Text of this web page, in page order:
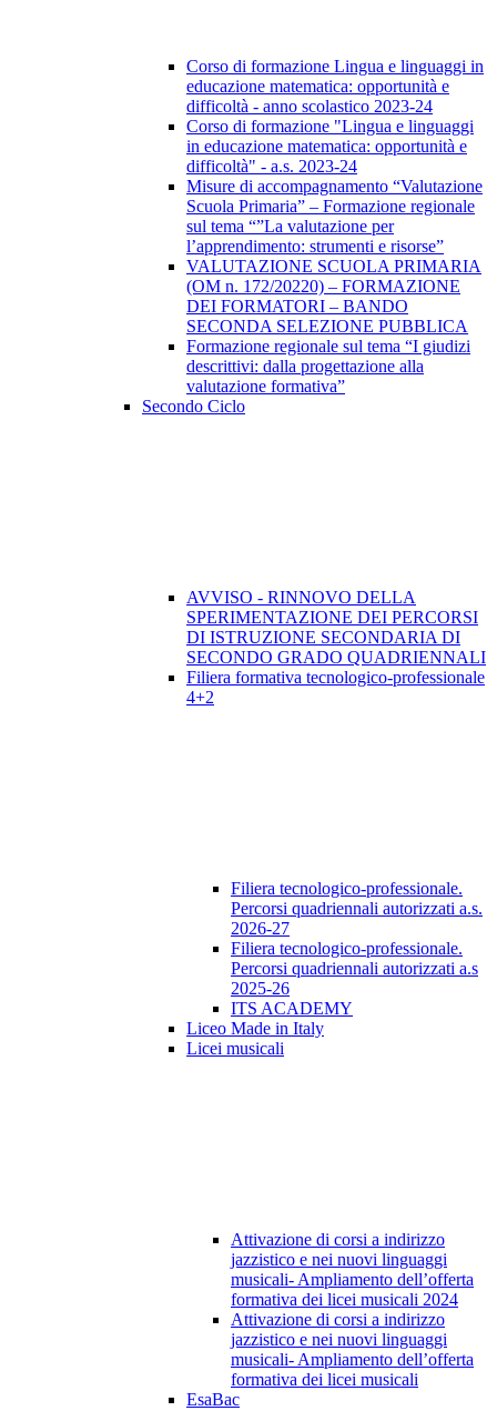
Corso di formazione Lingua e linguaggi in
educazione matematica: opportunità e
difficoltà - anno scolastico 2023-24
Corso di formazione "Lingua e linguaggi
in educazione matematica: opportunità e
difficoltà" - a.s. 2023-24
Misure di accompagnamento “Valutazione
Scuola Primaria” – Formazione regionale
sul tema “”La valutazione per
l’apprendimento: strumenti e risorse”
VALUTAZIONE SCUOLA PRIMARIA
(OM n. 172/20220) – FORMAZIONE
DEI FORMATORI – BANDO
SECONDA SELEZIONE PUBBLICA
Formazione regionale sul tema “I giudizi
descrittivi: dalla progettazione alla
valutazione formativa”
Secondo Ciclo
AVVISO - RINNOVO DELLA
SPERIMENTAZIONE DEI PERCORSI
DI ISTRUZIONE SECONDARIA DI
SECONDO GRADO QUADRIENNALI
Filiera formativa tecnologico-professionale
4+2
Filiera tecnologico-professionale.
Percorsi quadriennali autorizzati a.s.
2026-27
Filiera tecnologico-professionale.
Percorsi quadriennali autorizzati a.s
2025-26
ITS ACADEMY
Liceo Made in Italy
Licei musicali
Attivazione di corsi a indirizzo
jazzistico e nei nuovi linguaggi
musicali- Ampliamento dell’offerta
formativa dei licei musicali 2024
Attivazione di corsi a indirizzo
jazzistico e nei nuovi linguaggi
musicali- Ampliamento dell’offerta
formativa dei licei musicali
EsaBac